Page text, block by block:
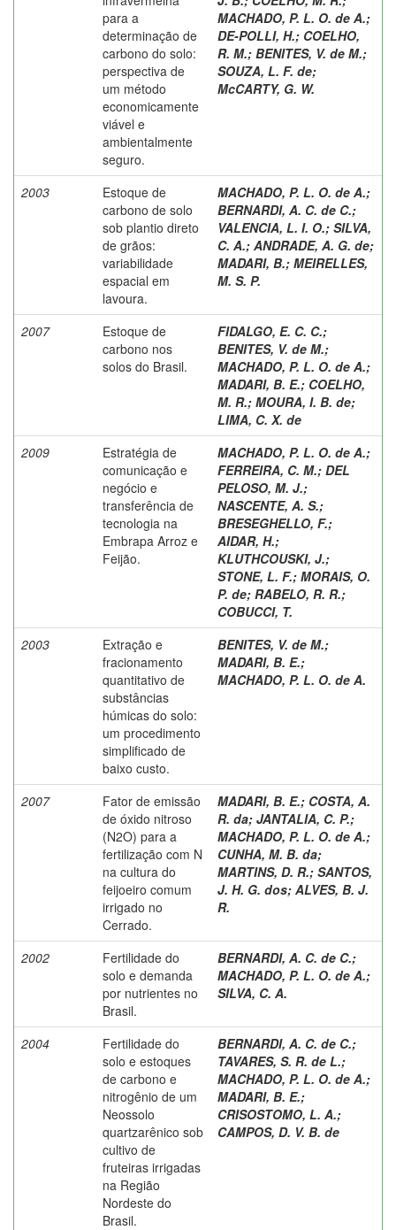
para a
determinação de
carbono do solo:
perspectiva de
um método
economicamente
viável e
ambientalmente
seguro.
MACHADO, P. L. O. de A.;
DE-POLLI, H.; COELHO,
R. M.; BENITES, V. de M.;
SOUZA, L. F. de;
McCARTY, G. W.
2003
Estoque de
carbono de solo
sob plantio direto
de grãos:
variabilidade
espacial em
lavoura.
MACHADO, P. L. O. de A.;
BERNARDI, A. C. de C.;
VALENCIA, L. I. O.; SILVA,
C. A.; ANDRADE, A. G. de;
MADARI, B.; MEIRELLES,
M. S. P.
2007
Estoque de
carbono nos
solos do Brasil.
FIDALGO, E. C. C.;
BENITES, V. de M.;
MACHADO, P. L. O. de A.;
MADARI, B. E.; COELHO,
M. R.; MOURA, I. B. de;
LIMA, C. X. de
2009
Estratégia de
comunicação e
negócio e
transferência de
tecnologia na
Embrapa Arroz e
Feijão.
MACHADO, P. L. O. de A.;
FERREIRA, C. M.; DEL
PELOSO, M. J.;
NASCENTE, A. S.;
BRESEGHELLO, F.;
AIDAR, H.;
KLUTHCOUSKI, J.;
STONE, L. F.; MORAIS, O.
P. de; RABELO, R. R.;
COBUCCI, T.
2003
Extração e
fracionamento
quantitativo de
substâncias
húmicas do solo:
um procedimento
simplificado de
baixo custo.
BENITES, V. de M.;
MADARI, B. E.;
MACHADO, P. L. O. de A.
2007
Fator de emissão
de óxido nitroso
(N2O) para a
fertilização com N
na cultura do
feijoeiro comum
irrigado no
Cerrado.
MADARI, B. E.; COSTA, A.
R. da; JANTALIA, C. P.;
MACHADO, P. L. O. de A.;
CUNHA, M. B. da;
MARTINS, D. R.; SANTOS,
J. H. G. dos; ALVES, B. J.
R.
2002
Fertilidade do
solo e demanda
por nutrientes no
Brasil.
BERNARDI, A. C. de C.;
MACHADO, P. L. O. de A.;
SILVA, C. A.
2004
Fertilidade do
solo e estoques
de carbono e
nitrogênio de um
Neossolo
quartzarênico sob
cultivo de
fruteiras irrigadas
na Região
Nordeste do
Brasil.
BERNARDI, A. C. de C.;
TAVARES, S. R. de L.;
MACHADO, P. L. O. de A.;
MADARI, B. E.;
CRISOSTOMO, L. A.;
CAMPOS, D. V. B. de